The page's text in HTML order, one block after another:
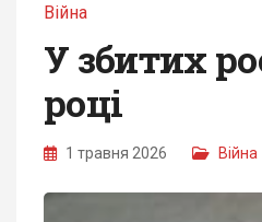
Війна
У збитих
році
1 травня 2026 Війна